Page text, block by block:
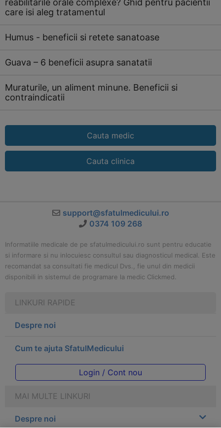
reabilitarile orale complexe? Ghid pentru pacientii
care isi aleg tratamentul
Humus - beneficii si retete sanatoase
Guava – 6 beneficii asupra sanatatii
Muraturile, un aliment minune. Beneficii si
contraindicatii
Cauta medic
Cauta clinica
support@sfatulmedicului.ro
0374 109 268
Informatiile medicale de pe sfatulmedicului.ro sunt pentru educatie
si informare si nu inlocuiesc consultul sau diagnosticul medical. Este
recomandat sa consultati fie medicul Dvs., fie unul din medicii
disponibili in sistemul de programare la medic Clickmed.
LINKURI RAPIDE
Despre noi
Cum te ajuta SfatulMedicului
Login / Cont nou
MAI MULTE LINKURI
Despre noi